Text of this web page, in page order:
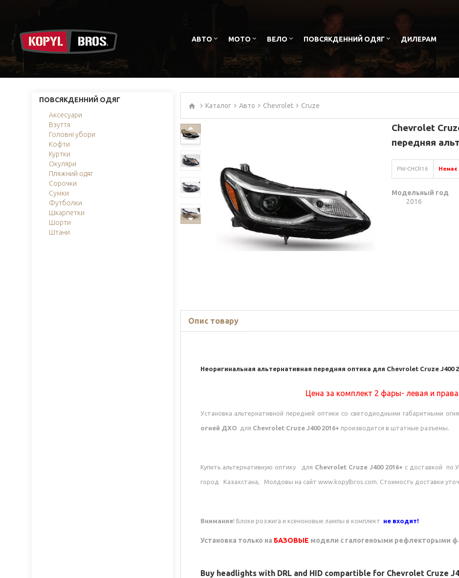
АВТО МОТО ВЕЛО ПОВСЯКДЕННИЙ ОДЯГ ДИЛЕРАМ
ПОВСЯКДЕННИЙ ОДЯГ
Аксесуари
Взуття
Головні убори
Кофти
Куртки
Окуляри
Пляжний одяг
Сорочки
Сумки
Футболки
Шкарпетки
Шорти
Штани
Каталог Авто Chevrolet Cruze
Chevrolet
передняя
PW-CHCR16 Немає
Модельный год
2016
Опис товару
Неоригинальная альтернативная передняя оптика для Chevrolet Cruze J400
Цена за комплект 2 фары- левая и
Установка альтернативной передней оптики со светодиодными габаритными
огней ДХО для Chevrolet Cruze J400 2016+ производится в штатные разъемы.
Купить альтернативную оптику для Chevrolet Cruze J400 2016+ с доставкой по
город Казахстана, Молдовы на сайт www.kopylbros.com. Стоимость доставки
Внимание! Блоки розжига и ксеноновые лампы в комплект не входят!
Установка только на БАЗОВЫЕ модели с галогеноыми рефлекторыми
Buy headlights with DRL and HID compartible for Chevrolet Cruze